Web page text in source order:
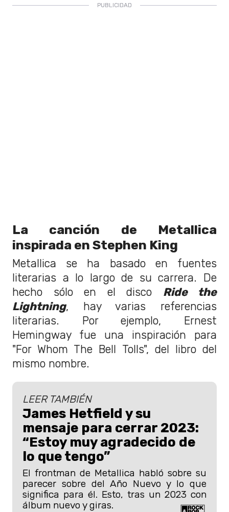
La canción de Metallica
inspirada en Stephen King
Metallica se ha basado en fuentes
literarias a lo largo de su carrera. De
hecho sólo en el disco Ride the
Lightning, hay varias referencias
literarias. Por ejemplo, Ernest
Hemingway fue una inspiración para
"For Whom The Bell Tolls", del libro del
mismo nombre.
LEER TAMBIÉN
James Hetfield y su
mensaje para cerrar 2023:
“Estoy muy agradecido de
lo que tengo”
El frontman de Metallica habló sobre su
parecer sobre del Año Nuevo y lo que
significa para él. Esto, tras un 2023 con
álbum nuevo y giras.